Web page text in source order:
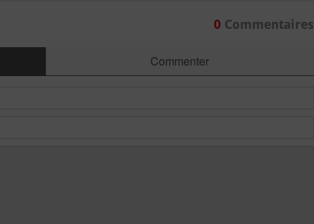
0Commentaires
Commenter